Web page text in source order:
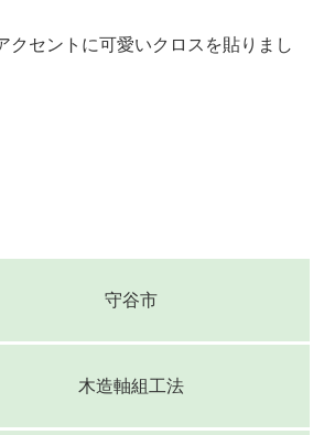
クセントに可愛いクロスを貼りまし
守谷市
木造軸組工法